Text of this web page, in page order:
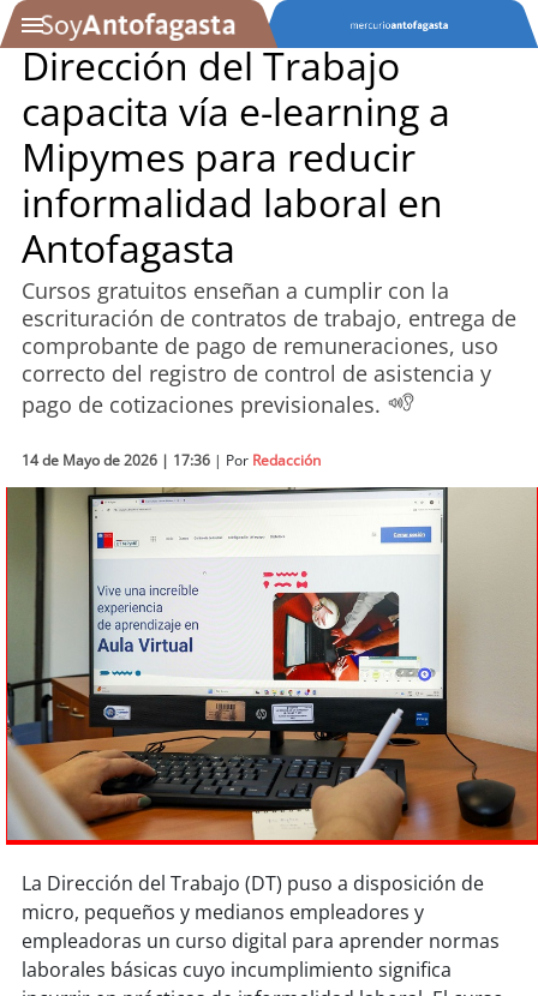
SOYTV
Podcast
Actualidad
Entretención
Economía
Tecnología
Sostenibilidad
chile
soyarica
iquique
soy calama
soyantofagasta
soycopiapó
soyvalparaíso
Dirección del Trabajo
capacita vía e-learning a
Mipymes para reducir
informalidad laboral en
Antofagasta
Cursos gratuitos enseñan a cumplir con la
escrituración de contratos de trabajo, entrega de
comprobante de pago de remuneraciones, uso
correcto del registro de control de asistencia y
pago de cotizaciones previsionales.
14 de Mayo de 2026 | 17:36 | Por Redacción
La Dirección del Trabajo (DT) puso a disposición de
micro, pequeños y medianos empleadores y
empleadoras un curso digital para aprender normas
laborales básicas cuyo incumplimiento significa